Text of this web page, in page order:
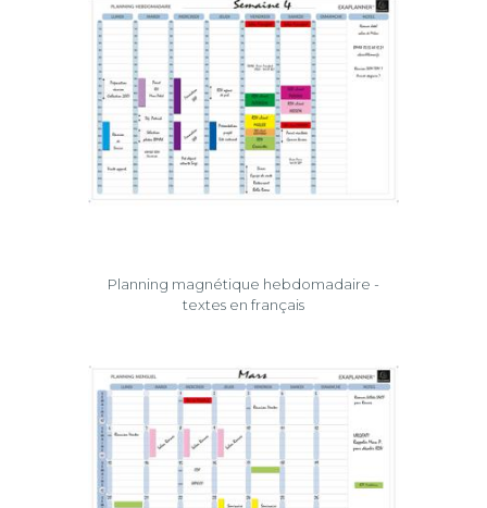
Planning magnétique hebdomadaire -
textes en français